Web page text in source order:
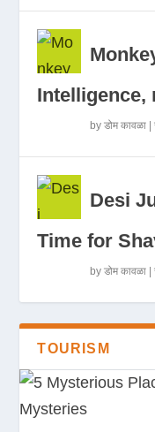
Intelligence,
byडोम कावळा |
Desi
Time for
byडोम कावळा |
TOURISM